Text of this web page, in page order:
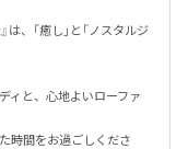
、「癒し」と「ノスタルジ
ィと、心地よいローファ
時間をお過ごしくださ